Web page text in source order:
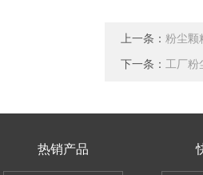
上一条： 粉尘颗
下一条： 工厂
热销产品